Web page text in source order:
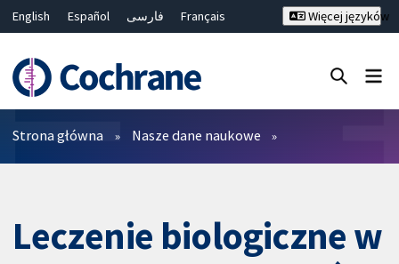
English Español فارسی
Français
Bahasa Malaysia
ไทย
繁體中文
简体中文
Więcej języków
Filtry
Strona główna Nasze dane naukowe
Leczenie biologiczne w